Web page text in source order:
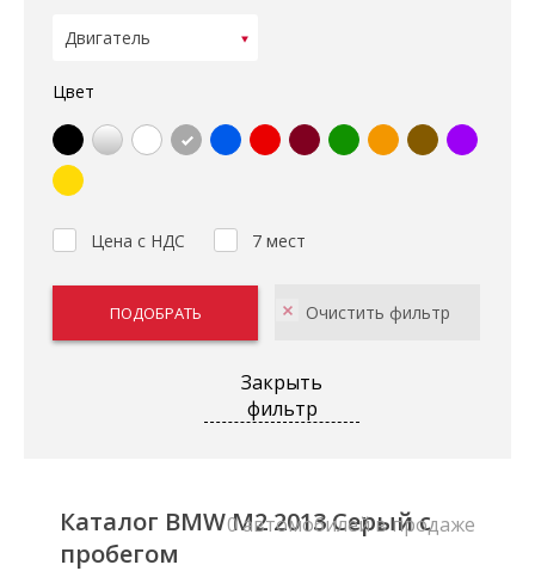
Цвет
Цена с НДС 7 мест
Закрыть
фильтр
Каталог BMW M2 2013 Серый с
пробегом
0 автомобилей в продаже